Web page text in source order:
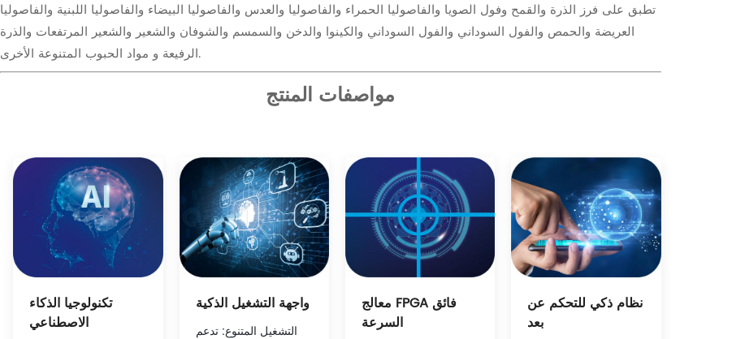
تطبق على فرز الذرة والقمح وفول الصويا والفاصوليا الحمراء والفاصوليا والعدس والفاصوليا البيضاء والفاصوليا اللبنية والفاصوليا
العريضة والحمص والفول السوداني والفول السوداني والكينوا والدخن والسمسم والشوفان والشعير والشعير المرتفعات والذرة
الرفيعة و مواد الحبوب المتنوعة الأخرى.
مواصفات المنتج
تكنولوجيا الذكاء
الاصطناعي
واجهة التشغيل الذكية
التشغيل المتنوع: تدعم
معالج FPGA فائق
السرعة
نظام ذكي للتحكم عن
بعد